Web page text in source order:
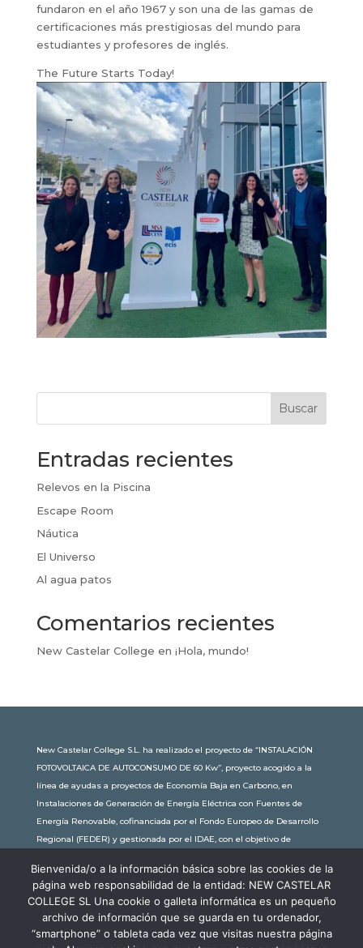
fundaron en el año 1967 y son una de las gamas de
certificaciones más prestigiosas del mundo para
estudiantes y profesores de inglés.
The Future Starts Today!
Buscar
Entradas recientes
Relevos en la Piscina
Escape Room
Náutica
El Universo
Al agua patos
Comentarios recientes
New Castelar College en ¡Hola, mundo!
New Castelar College S.L. ha realizado el proyecto de “INSTALACIÓN
FOTOVOLTAICA DE AUTOCONSUMO DE 60 Kw”, proyecto acogido a la
línea de ayudas a proyectos de Economía Baja en Carbono, en
Instalaciones de Generación de Energía Eléctrica con Fuentes de
Energía Renovable, cofinanciada por el Fondo Europeo de Desarrollo
Regional (FEDER) y gestionada por el IDAE, con el objetivo de
subvención de 30.245,63€. Con una potencia instalada de 60kW, la
comunidad educativa de New Castelar ahorra al planeta 34,79
toneladas de CO2 al año, lo que equivale a recorrer 116.677 km en coche
o plantar 116 árboles al año.
Bienvenida/o a la información básica sobre las cookies de la
página web responsabilidad de la entidad: NEW CASTELAR
COLLEGE SL Una cookie o galleta informática es un pequeño
archivo de información que se guarda en tu ordenador,
“smartphone” o tableta cada vez que visitas nuestra página